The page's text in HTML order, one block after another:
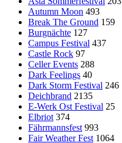
Autumn Moon 493
Break The Ground 159
Burgnächte 127
Campus Festival 437
Castle Rock 97
Celler Events 288
Dark Feelings 40
Dark Storm Festival 246
Deichbrand 2135
E-Werk Ost Festival 25
Elbriot 374
Fährmannsfest 993
Fair Weather Fest 1064